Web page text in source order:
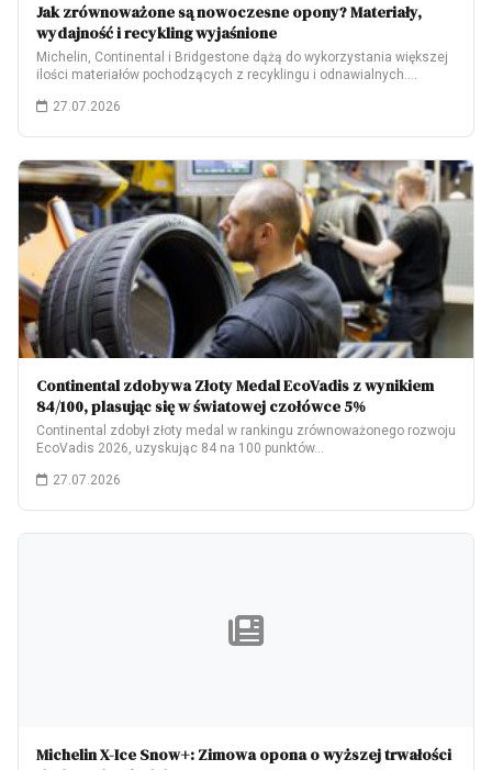
Jak zrównoważone są nowoczesne opony? Materiały,
wydajność i recykling wyjaśnione
Michelin, Continental i Bridgestone dążą do wykorzystania większej
ilości materiałów pochodzących z recyklingu i odnawialnych.…
27.07.2026
Continental zdobywa Złoty Medal EcoVadis z wynikiem
84/100, plasując się w światowej czołówce 5%
Continental zdobył złoty medal w rankingu zrównoważonego rozwoju
EcoVadis 2026, uzyskując 84 na 100 punktów…
27.07.2026
Michelin X-Ice Snow+: Zimowa opona o wyższej trwałości